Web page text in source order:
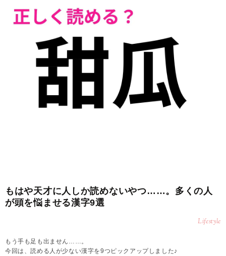
もはや天才に人しか読めないやつ……。多くの人
が頭を悩ませる漢字9選
Lifestyle
もう手も足も出ません……。
今回は、読める人が少ない漢字を9つピックアップしました♪